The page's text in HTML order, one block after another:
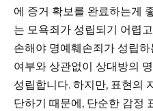
에 증거 확보를 완료하는게
는 모욕죄가 성립되기 어렵고
손해야 명예훼손죄가 성립하
여부와 상관없이 상대방의
성립합니다. 하지만, 표현의
단하기 때문에, 단순한 감정